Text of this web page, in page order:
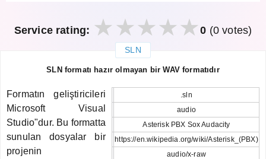
Service rating: 0 (0 votes)
SLN
SLN formatı hazır olmayan bir WAV formatıdır
.sln
audio
Asterisk PBX Sox Audacity
https://en.wikipedia.org/wiki/Asterisk_(PBX)
audio/x-raw
Formatın geliştiricileri
Microsoft Visual
Studio"dur. Bu formatta
sunulan dosyalar bir
projenin